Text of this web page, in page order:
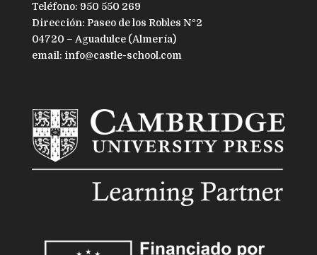
Teléfono: 950 550 269
Dirección: Paseo de los Robles Nº2
04720 – Aguadulce (Almería)
email: info@castle-school.com